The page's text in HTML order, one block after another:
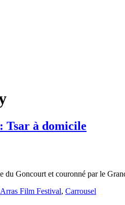
Tsar à domicile
du Goncourt et couronné par le
Arras Film Festival, Carrousel